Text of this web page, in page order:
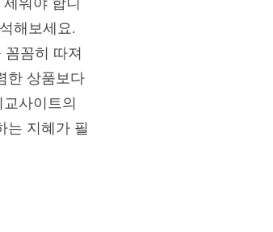
워야 합니
해보세요.
꼼히 따져
한 상품보다
사이트의
는 지혜가 필